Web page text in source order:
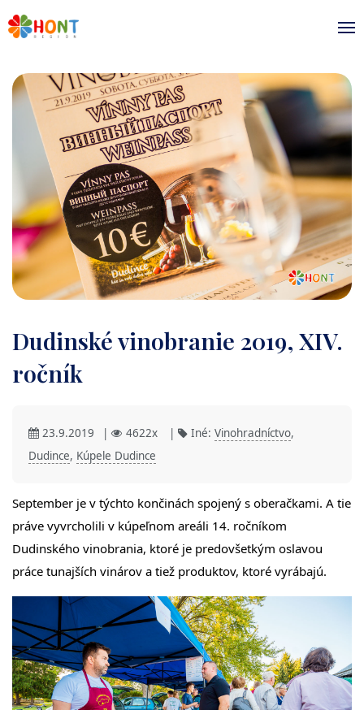
Dudinské vinobranie 2019, XIV.
ročník
23.9.2019 | 4622x | Iné: Vinohradníctvo,
Dudince, Kúpele Dudince
September je v týchto končinách spojený s oberačkami. A tie
práve vyvrcholili v kúpeľnom areáli 14. ročníkom
Dudinského vinobrania, ktoré je predovšetkým oslavou
práce tunajších vinárov a tiež produktov, ktoré vyrábajú.